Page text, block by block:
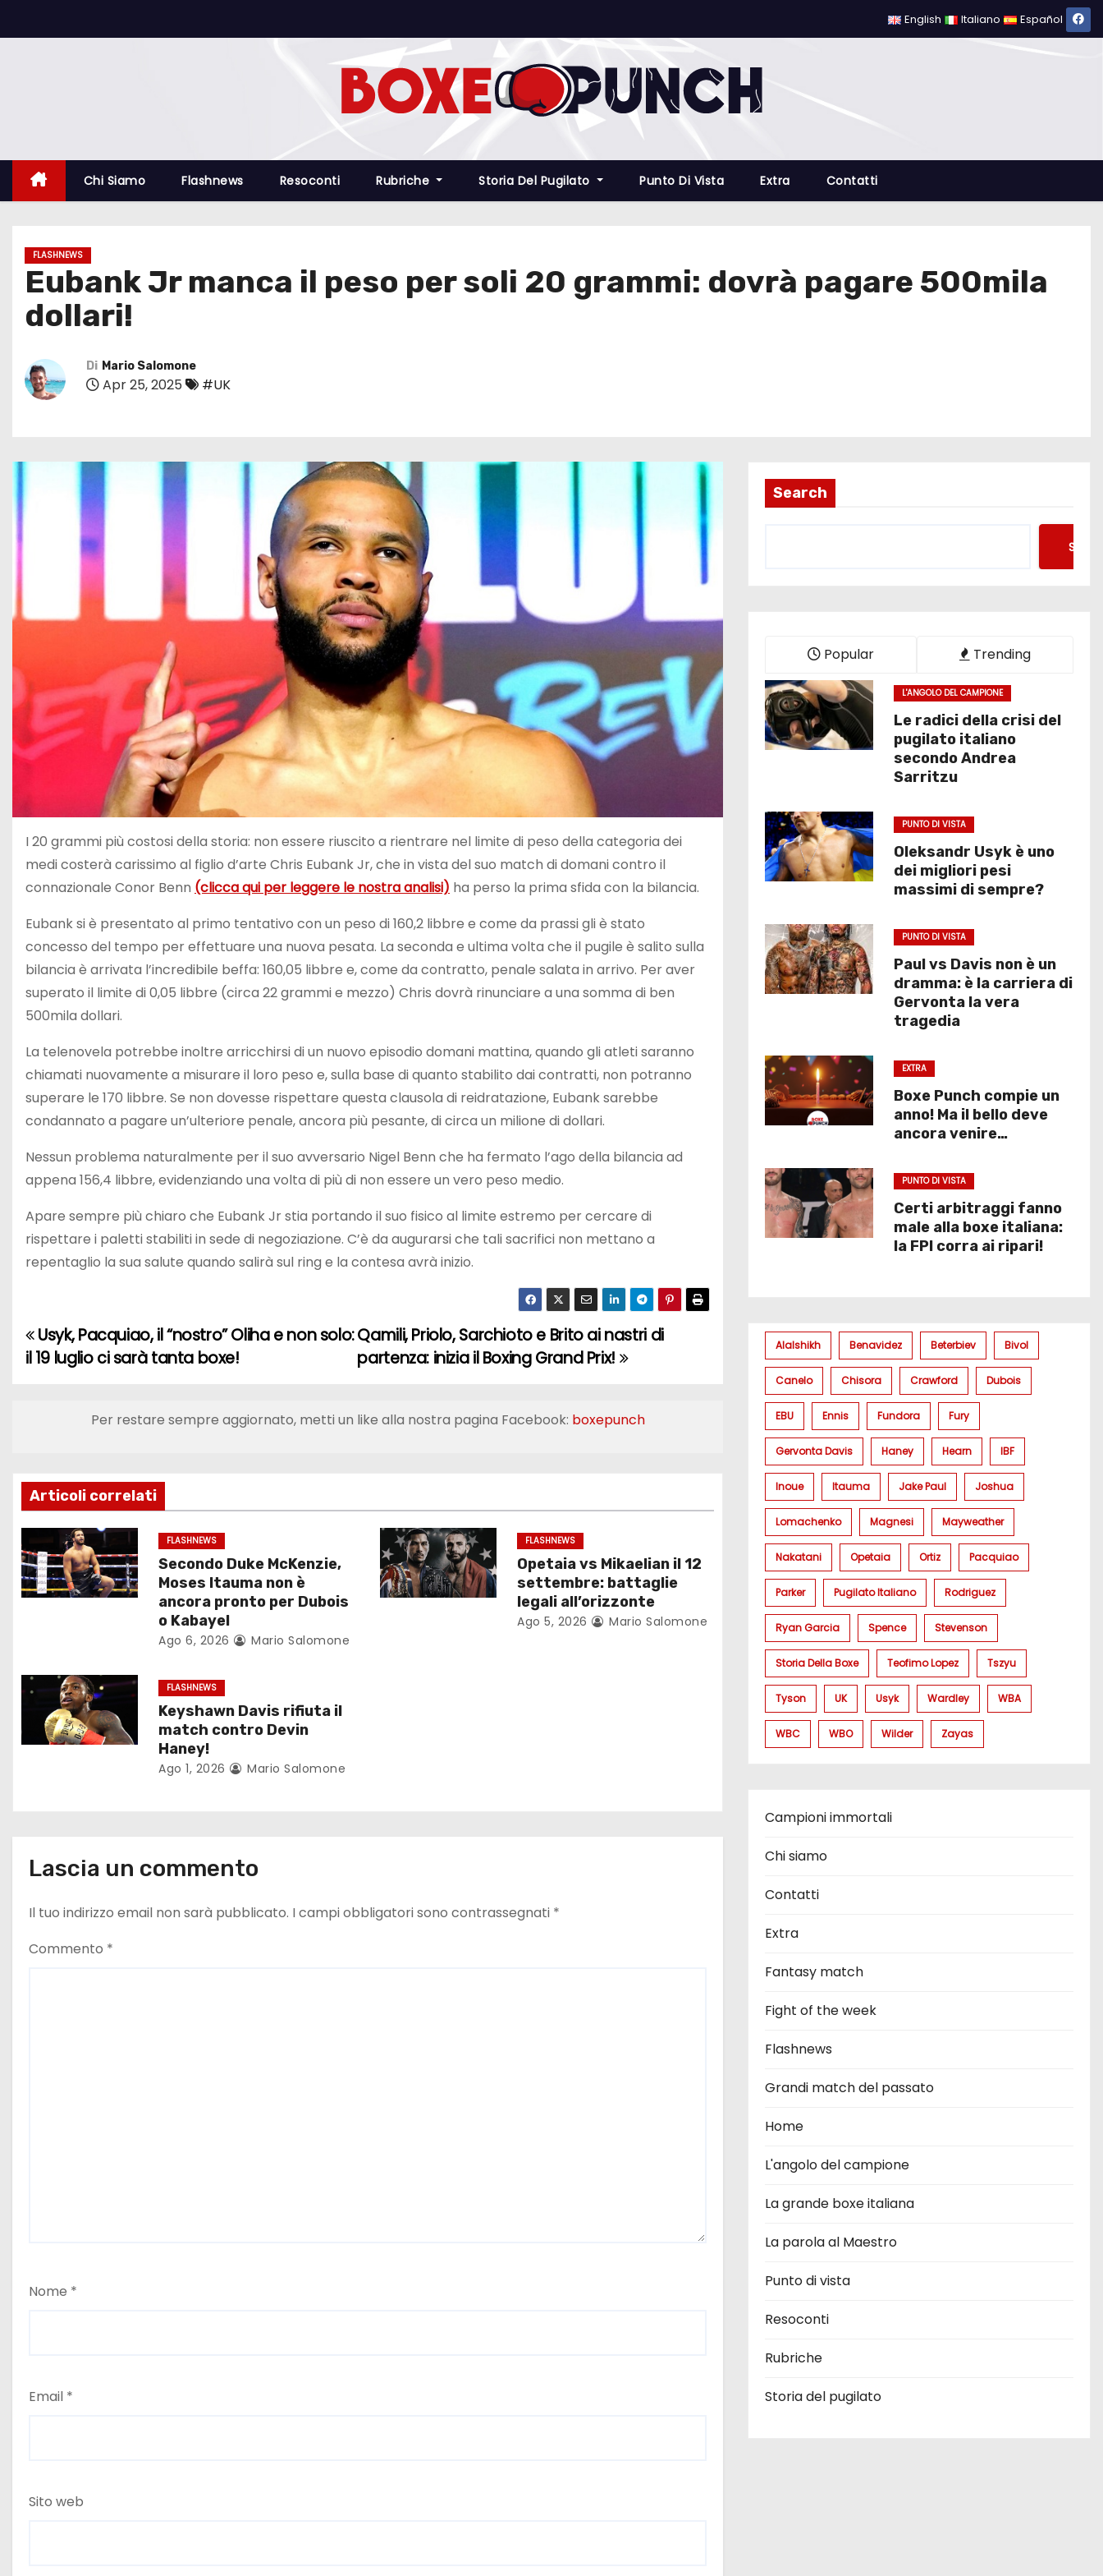
a
English Italiano Español
Chi Siamo Flashnews Resoconti Rubriche Storia Del Pugilato Punto Di Vista Extra Contatti
FLASHNEWS
Eubank Jr manca il peso per soli 20 grammi: dovrà pagare 500mila
dollari!
Di Mario Salomone
Apr 25, 2025 #UK
I 20 grammi più costosi della storia: non essere riuscito a rientrare nel limite di peso della categoria dei
medi costerà carissimo al figlio d’arte Chris Eubank Jr, che in vista del suo match di domani contro il
connazionale Conor Benn (clicca qui per leggere le nostra analisi) ha perso la prima sfida con la bilancia.
Eubank si è presentato al primo tentativo con un peso di 160,2 libbre e come da prassi gli è stato
concesso del tempo per effettuare una nuova pesata. La seconda e ultima volta che il pugile è salito sulla
bilancia è arrivata l’incredibile beffa: 160,05 libbre e, come da contratto, penale salata in arrivo. Per aver
superato il limite di 0,05 libbre (circa 22 grammi e mezzo) Chris dovrà rinunciare a una somma di ben
500mila dollari.
La telenovela potrebbe inoltre arricchirsi di un nuovo episodio domani mattina, quando gli atleti saranno
chiamati nuovamente a misurare il loro peso e, sulla base di quanto stabilito dai contratti, non potranno
superare le 170 libbre. Se non dovesse rispettare questa clausola di reidratazione, Eubank sarebbe
condannato a pagare un’ulteriore penale, ancora più pesante, di circa un milione di dollari.
Nessun problema naturalmente per il suo avversario Nigel Benn che ha fermato l’ago della bilancia ad
appena 156,4 libbre, evidenziando una volta di più di non essere un vero peso medio.
Apare sempre più chiaro che Eubank Jr stia portando il suo fisico al limite estremo per cercare di
rispettare i paletti stabiliti in sede di negoziazione. C’è da augurarsi che tali sacrifici non mettano a
repentaglio la sua salute quando salirà sul ring e la contesa avrà inizio.
N
g
a
z
i
e
r
c
l
i
Qamili, Priolo, Sarchioto e Brito ai nastri di
partenza: inizia il Boxing Grand Prix!
Usyk, Pacquiao, il “nostro” Oliha e non solo:
il 19 luglio ci sarà tanta boxe!
Per restare sempre aggiornato, metti un like alla nostra pagina Facebook: boxepunch
Articoli correlati
FLASHNEWS
Secondo Duke McKenzie,
Moses Itauma non è
ancora pronto per Dubois
o Kabayel
Ago 6, 2026 Mario Salomone
FLASHNEWS
Opetaia vs Mikaelian il 12
settembre: battaglie
legali all’orizzonte
Ago 5, 2026 Mario Salomone
FLASHNEWS
Keyshawn Davis rifiuta il
match contro Devin
Haney!
Ago 1, 2026 Mario Salomone
Lascia un commento
Il tuo indirizzo email non sarà pubblicato. I campi obbligatori sono contrassegnati *
Commento *
Nome *
Email *
Sito web
Search
Popular Trending
L'ANGOLO DEL CAMPIONE
Le radici della crisi del
pugilato italiano
secondo Andrea
Sarritzu
PUNTO DI VISTA
Oleksandr Usyk è uno
dei migliori pesi
massimi di sempre?
PUNTO DI VISTA
Paul vs Davis non è un
dramma: è la carriera di
Gervonta la vera
tragedia
EXTRA
Boxe Punch compie un
anno! Ma il bello deve
ancora venire…
PUNTO DI VISTA
Certi arbitraggi fanno
male alla boxe italiana:
la FPI corra ai ripari!
Alalshikh Benavidez Beterbiev Bivol
Canelo Chisora Crawford Dubois
EBU Ennis Fundora Fury
Gervonta Davis Haney Hearn IBF
Inoue Itauma Jake Paul Joshua
Lomachenko Magnesi Mayweather
Nakatani Opetaia Ortiz Pacquiao
Parker Pugilato Italiano Rodriguez
Ryan Garcia Spence Stevenson
Storia Della Boxe Teofimo Lopez Tszyu
Tyson UK Usyk Wardley WBA
WBC WBO Wilder Zayas
Campioni immortali
Chi siamo
Contatti
Extra
Fantasy match
Fight of the week
Flashnews
Grandi match del passato
Home
L'angolo del campione
La grande boxe italiana
La parola al Maestro
Punto di vista
Resoconti
Rubriche
Storia del pugilato